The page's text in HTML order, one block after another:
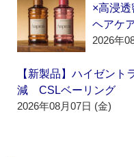
×高浸
ヘアケ
2026年
【新製品】ハイゼント
減 CSLベーリング
2026年08月07日 (金)